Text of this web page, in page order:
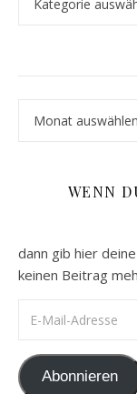
WENN
dann gib hier
keinen Beitrag
Abonnieren